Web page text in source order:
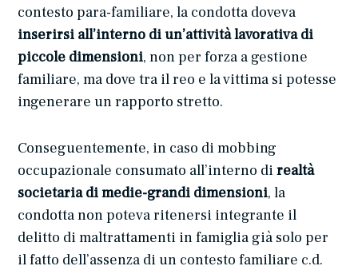
contesto para-familiare, la condotta doveva
inserirsi all’interno di un’attività lavorativa di
piccole dimensioni, non per forza a gestione
familiare, ma dove tra il reo e la vittima si potesse
ingenerare un rapporto stretto.
Conseguentemente, in caso di mobbing
occupazionale consumato all’interno direaltà
societaria di medie-grandi dimensioni, la
condotta non poteva ritenersi integrante il
delitto di maltrattamenti in famiglia già solo per
il fatto dell’assenza di un contesto familiare c.d.